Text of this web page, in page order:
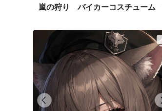
嵐の狩り バイカーコスチューム